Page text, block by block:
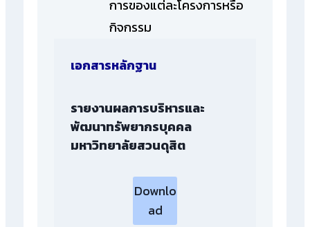
การของแต่ละโครงการหรือ
กิจกรรม
เอกสารหลักฐาน
รายงานผลการบริหารและ
พัฒนาทรัพยากรบุคคล
มหาวิทยาลัยสวนดุสิต
Downlo
ad